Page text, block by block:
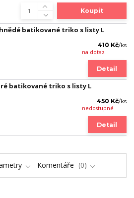
Koupit
batikované triko s listy L
410 Kč/ks
na dotaz
Detail
batikované triko s listy L
450 Kč/ks
nedostupné
Detail
Komentáře 0